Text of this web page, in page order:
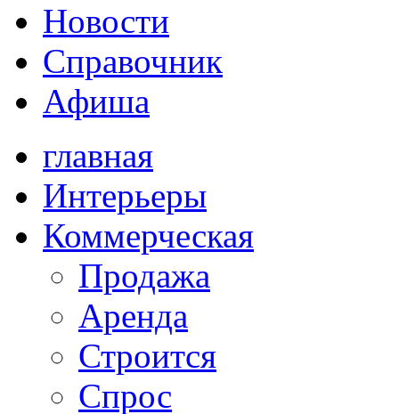
Новости
Справочник
Афиша
главная
Интерьеры
Коммерческая
Продажа
Аренда
Строится
Спрос